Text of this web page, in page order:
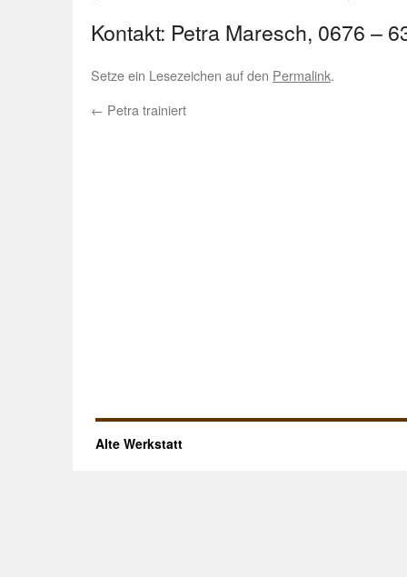
Kontakt: Petra Maresch, 0676 –
Setze ein Lesezeichen auf den Permalink.
← Petra trainiert
Alte Werkstatt